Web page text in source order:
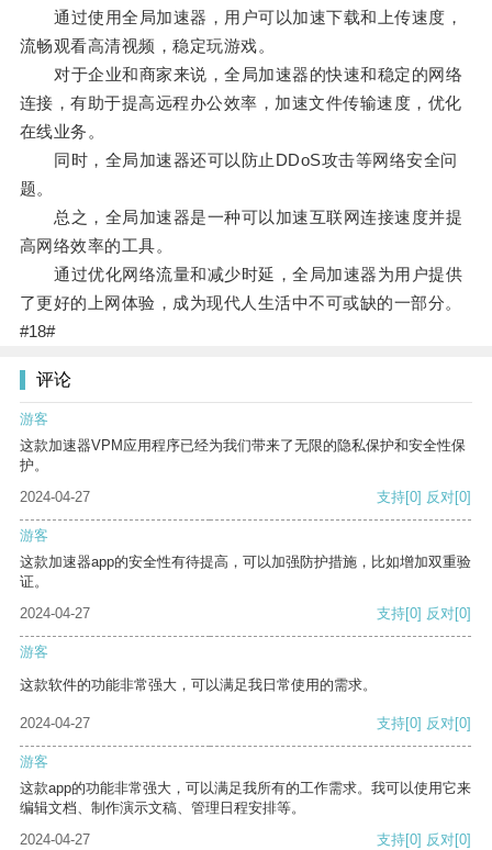
通过使用全局加速器，用户可以加速下载和上传速度，
流畅观看高清视频，稳定玩游戏。
对于企业和商家来说，全局加速器的快速和稳定的网络
连接，有助于提高远程办公效率，加速文件传输速度，优化
在线业务。
同时，全局加速器还可以防止DDoS攻击等网络安全问
题。
总之，全局加速器是一种可以加速互联网连接速度并提
高网络效率的工具。
通过优化网络流量和减少时延，全局加速器为用户提供
了更好的上网体验，成为现代人生活中不可或缺的一部分。
#18#
评论
游客
这款加速器VPM应用程序已经为我们带来了无限的隐私保护和安全性保
护。
2024-04-27
支持[0] 反对[0]
游客
这款加速器app的安全性有待提高，可以加强防护措施，比如增加双重验
证。
2024-04-27
支持[0] 反对[0]
游客
这款软件的功能非常强大，可以满足我日常使用的需求。
2024-04-27 支持[0] 反对[0]
游客
这款app的功能非常强大，可以满足我所有的工作需求。我可以使用它来
编辑文档、制作演示文稿、管理日程安排等。
2024-04-27
支持[0] 反对[0]